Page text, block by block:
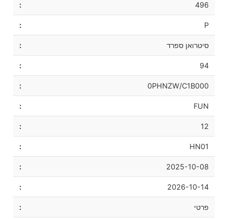
496
P
סיטרואן ספרד
94
0PHNZW/C1B000
FUN
12
HN01
2025-10-08
2026-10-14
פרטי